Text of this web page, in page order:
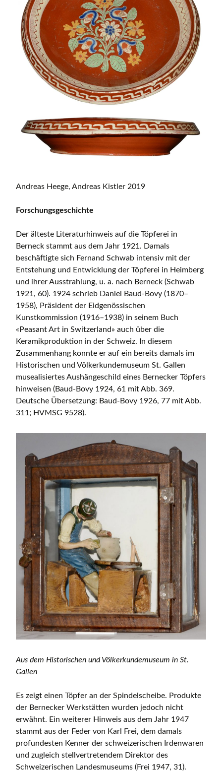
Andreas Heege, Andreas Kistler 2019
Forschungsgeschichte
Der älteste Literaturhinweis auf die Töpferei in
Berneck stammt aus dem Jahr 1921. Damals
beschäftigte sich Fernand Schwab intensiv mit der
Entstehung und Entwicklung der Töpferei in Heimberg
und ihrer Ausstrahlung, u. a. nach Berneck (Schwab
1921, 60). 1924 schrieb Daniel Baud-Bovy (1870–
1958), Präsident der Eidgenössischen
Kunstkommission (1916–1938) in seinem Buch
«Peasant Art in Switzerland» auch über die
Keramikproduktion in der Schweiz. In diesem
Zusammenhang konnte er auf ein bereits damals im
Historischen und Völkerkundemuseum St. Gallen
musealisiertes Aushängeschild eines Bernecker Töpfers
hinweisen (Baud-Bovy 1924, 61 mit Abb. 369.
Deutsche Übersetzung: Baud-Bovy 1926, 77 mit Abb.
311; HVMSG 9528).
Aus dem Historischen und Völkerkundemuseum in St.
Gallen
Es zeigt einen Töpfer an der Spindelscheibe. Produkte
der Bernecker Werkstätten wurden jedoch nicht
erwähnt. Ein weiterer Hinweis aus dem Jahr 1947
stammt aus der Feder von Karl Frei, dem damals
profundesten Kenner der schweizerischen Irdenwaren
und zugleich stellvertretendem Direktor des
Schweizerischen Landesmuseums (Frei 1947, 31).